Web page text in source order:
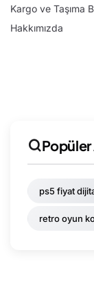
Kargo ve Taşıma
Hakkımızda
ps5 fiyat
retro oyun